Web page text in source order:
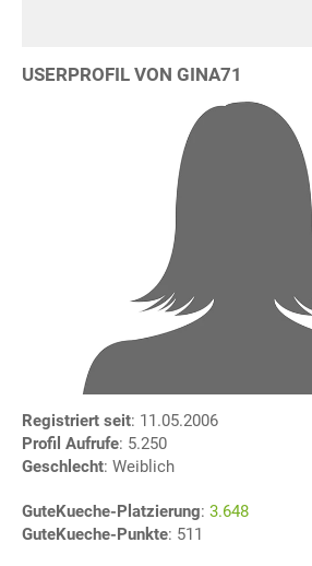
USERPROFIL VON GINA71
Registriert seit: 11.05.2006
Profil Aufrufe: 5.250
Geschlecht: Weiblich
GuteKueche-Platzierung: 3.648
GuteKueche-Punkte: 511